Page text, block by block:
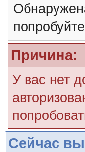
Причина:
У вас нет
Сейчас